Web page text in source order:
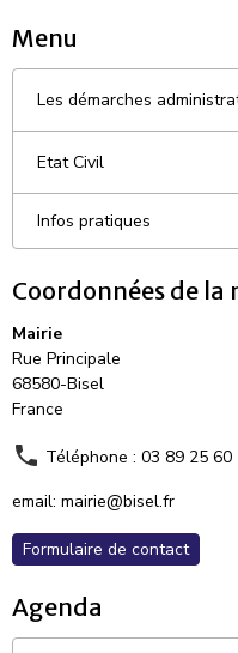
Menu
Les démarches
Etat Civil
Infos pratiques
Coordonnées de la
Mairie
Rue Principale
68580-Bisel
France
Téléphone : 03 89 25 60
email: mairie@bisel.fr
Formulaire de contact
Agenda